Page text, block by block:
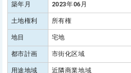
築年月 2023年06月
土地権利 所有権
地目 宅地
都市計画 市街化区域
用途地域 近隣商業地域